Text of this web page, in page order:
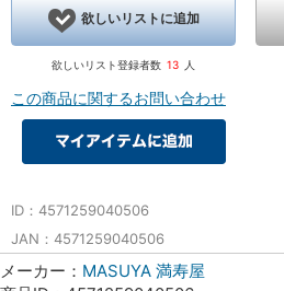
欲しいリストに追加
欲しいリスト登録者数 13 人
この商品に関するお問い合わせ
ID：4571259040506
JAN：4571259040506
メーカー： MASUYA 満寿屋